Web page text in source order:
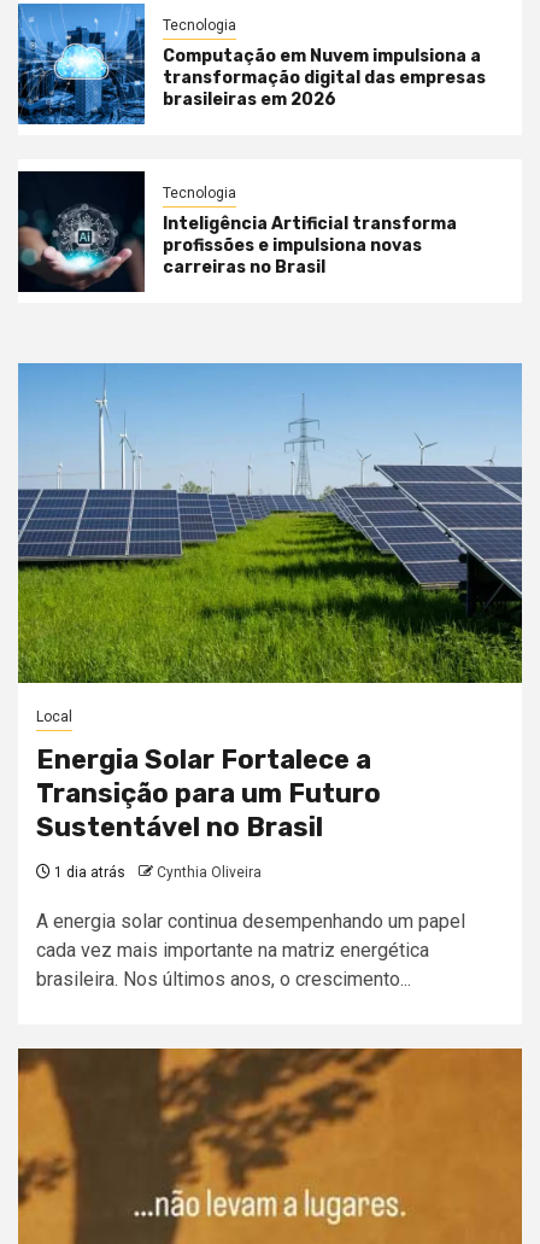
Tecnologia
Computação em Nuvem impulsiona a
transformação digital das empresas
brasileiras em 2026
Tecnologia
Inteligência Artificial transforma
profissões e impulsiona novas
carreiras no Brasil
Local
Energia Solar Fortalece a
Transição para um Futuro
Sustentável no Brasil
1 dia atrás Cynthia Oliveira
A energia solar continua desempenhando um papel
cada vez mais importante na matriz energética
brasileira. Nos últimos anos, o crescimento...